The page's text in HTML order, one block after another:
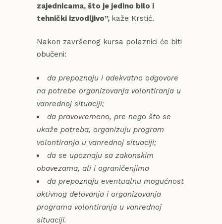
zajednicama, što je jedino bilo i
tehnički izvodljivo”, kaže Krstić.
Nakon završenog kursa polaznici će biti
obučeni:
da prepoznaju i adekvatno odgovore
na potrebe organizovanja volontiranja u
vanrednoj situaciji;
da pravovremeno, pre nego što se
ukaže potreba, organizuju program
volontiranja u vanrednoj situaciji;
da se upoznaju sa zakonskim
obavezama, ali i ograničenjima
da prepoznaju eventualnu mogućnost
aktivnog delovanja i organizovanja
programa volontiranja u vanrednoj
situaciji.